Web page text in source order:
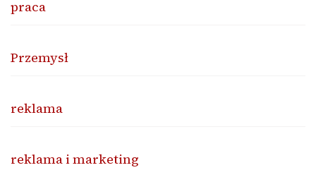
praca
Przemysł
reklama
reklama i marketing